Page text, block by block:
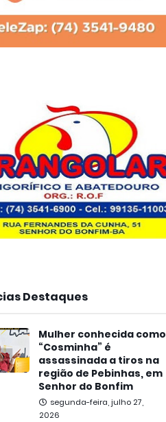
Destaques
Mulher conhecida como
“Cosminha” é
assassinada a tiros na
região de Pebinhas, em
Senhor do Bonfim
segunda-feira, julho 27,
2026